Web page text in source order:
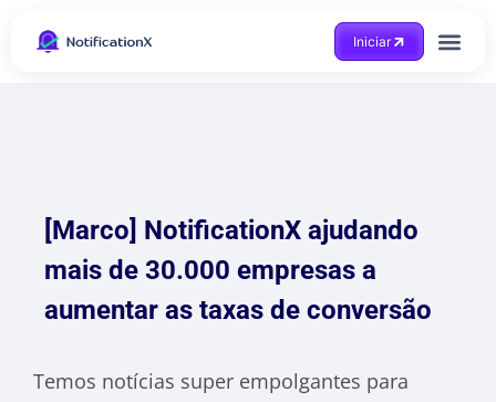
Iniciar
[Marco] NotificationX ajudando
mais de 30.000 empresas a
aumentar as taxas de conversão
Temos notícias super empolgantes para